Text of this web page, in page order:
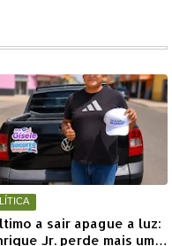
a sair apague a luz:
Jr. perde mais um